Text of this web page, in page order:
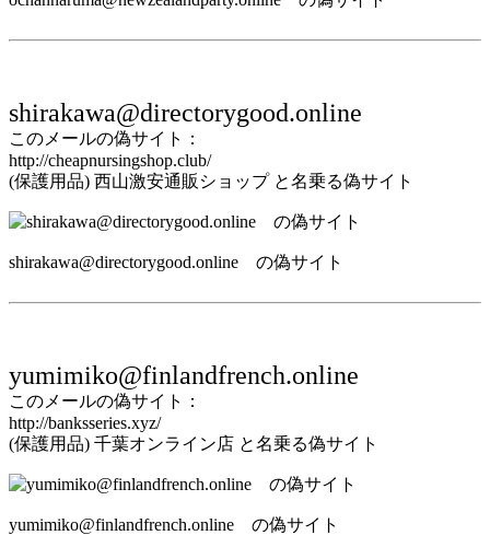
shirakawa@directorygood.online
このメールの偽サイト：
http://cheapnursingshop.club/
(保護用品) 西山激安通販ショップ と名乗る偽サイト
shirakawa@directorygood.online の偽サイト
yumimiko@finlandfrench.online
このメールの偽サイト：
http://banksseries.xyz/
(保護用品) 千葉オンライン店 と名乗る偽サイト
yumimiko@finlandfrench.online の偽サイト